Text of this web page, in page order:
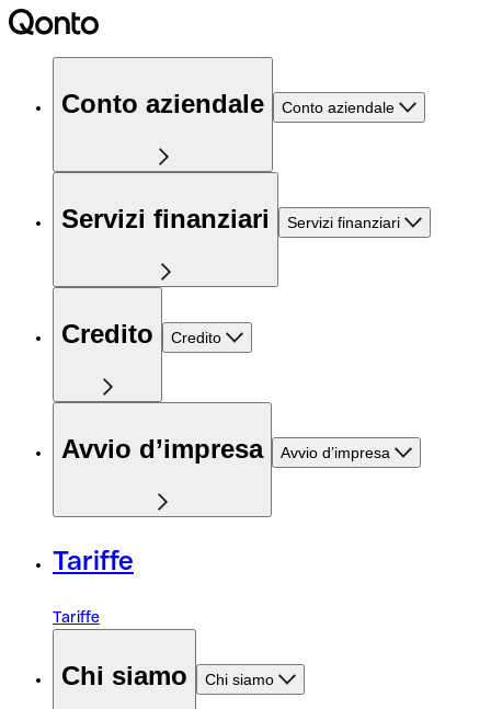
Conto aziendale Conto aziendale
Servizi finanziari Servizi finanziari
Credito Credito
Avvio d’impresa Avvio d’impresa
Tariffe
Tariffe
Chi siamo Chi siamo